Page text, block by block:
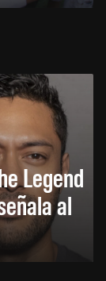
Legend
al